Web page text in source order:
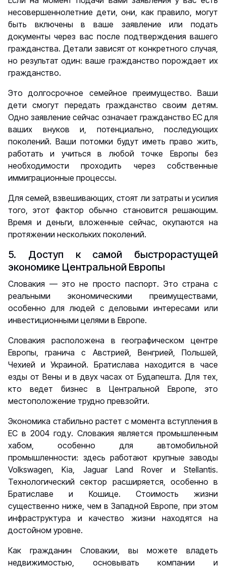
несовершеннолетние дети, они, как правило, могут
быть включены в ваше заявление или подать
документы через вас после подтверждения вашего
гражданства. Детали зависят от конкретного случая,
но результат один: ваше гражданство порождает их
гражданство.
Это долгосрочное семейное преимущество. Ваши
дети смогут передать гражданство своим детям.
Одно заявление сейчас означает гражданство ЕС для
ваших внуков и, потенциально, последующих
поколений. Ваши потомки будут иметь право жить,
работать и учиться в любой точке Европы без
необходимости проходить через собственные
иммиграционные процессы.
Для семей, взвешивающих, стоят ли затраты и усилия
того, этот фактор обычно становится решающим.
Время и деньги, вложенные сейчас, окупаются на
протяжении нескольких поколений.
5. Доступ к самой быстрорастущей
экономике Центральной Европы
Словакия — это не просто паспорт. Это страна с
реальными экономическими преимуществами,
особенно для людей с деловыми интересами или
инвестиционными целями в Европе.
Словакия расположена в географическом центре
Европы, гранича с Австрией, Венгрией, Польшей,
Чехией и Украиной. Братислава находится в часе
езды от Вены и в двух часах от Будапешта. Для тех,
кто ведет бизнес в Центральной Европе, это
местоположение трудно превзойти.
Экономика стабильно растет с момента вступления в
ЕС в 2004 году. Словакия является промышленным
хабом, особенно для автомобильной
промышленности: здесь работают крупные заводы
Volkswagen, Kia, Jaguar Land Rover и Stellantis.
Технологический сектор расширяется, особенно в
Братиславе и Кошице. Стоимость жизни
существенно ниже, чем в Западной Европе, при этом
инфраструктура и качество жизни находятся на
достойном уровне.
Как гражданин Словакии, вы можете владеть
недвижимостью, основывать компании и